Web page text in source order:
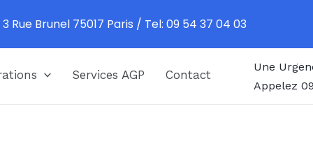
Services AGP Contact
Une
Appelez
Rue Brunel 75017 Paris / Tel: 09 54 37 04 03